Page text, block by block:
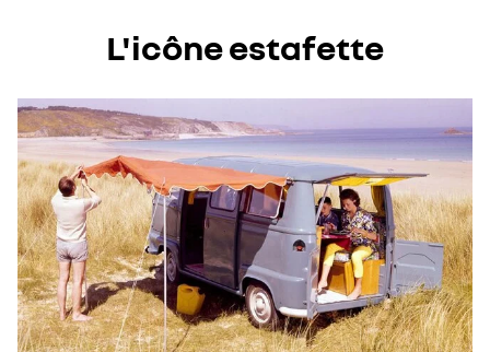
L'icône estafette